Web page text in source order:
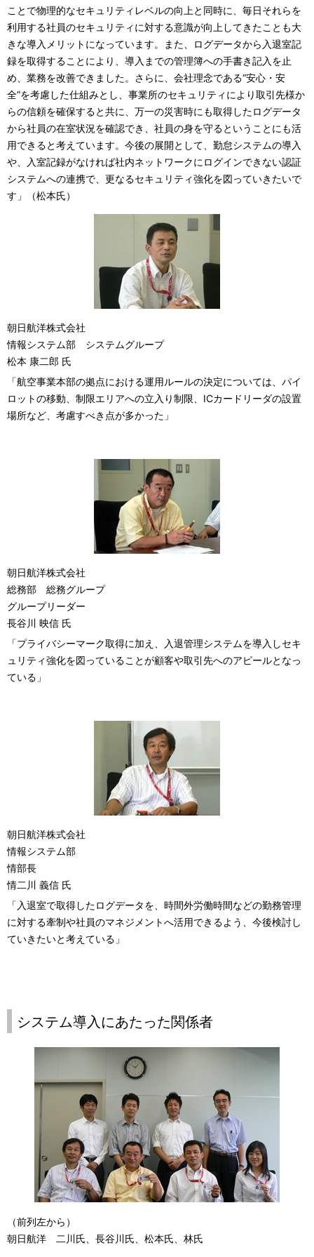
ことで物理的なセキュリティレベルの向上と同時に、毎日それらを
利用する社員のセキュリティに対する意識が向上してきたことも大
きな導入メリットになっています。また、ログデータから入退室記
録を取得することにより、導入までの管理簿への手書き記入を止
め、業務を改善できました。さらに、会社理念である“安心・安
全”を考慮した仕組みとし、事業所のセキュリティにより取引先様か
らの信頼を確保すると共に、万一の災害時にも取得したログデータ
から社員の在室状況を確認でき、社員の身を守るということにも活
用できると考えています。今後の展開として、勤怠システムの導入
や、入室記録がなければ社内ネットワークにログインできない認証
システムへの連携で、更なるセキュリティ強化を図っていきたいで
す」（松本氏）
朝日航洋株式会社
情報システム部 システムグループ
松本 康二郎 氏
「航空事業本部の拠点における運用ルールの決定については、パイ
ロットの移動、制限エリアへの立入り制限、ICカードリーダの設置
場所など、考慮すべき点が多かった」
朝日航洋株式会社
総務部 総務グループ
グループリーダー
長谷川 映信 氏
「プライバシーマーク取得に加え、入退管理システムを導入しセキ
ュリティ強化を図っていることが顧客や取引先へのアピールとなっ
ている」
朝日航洋株式会社
情報システム部
情部長
情二川 義信 氏
「入退室で取得したログデータを、時間外労働時間などの勤務管理
に対する牽制や社員のマネジメントへ活用できるよう、今後検討し
ていきたいと考えている」
システム導入にあたった関係者
（前列左から）
朝日航洋 二川氏、長谷川氏、松本氏、林氏